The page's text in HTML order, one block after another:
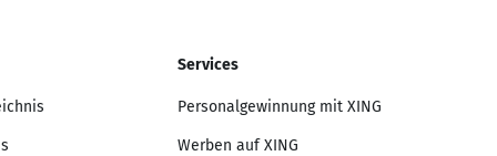
Services
Personalgewinnung mit XING
Werben auf XING